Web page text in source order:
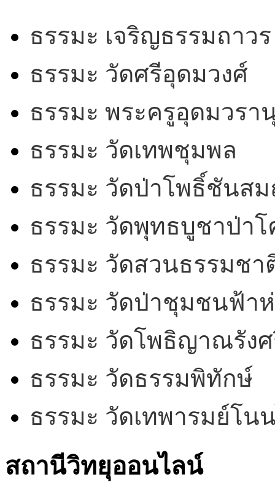
ธรรมะ เจริญธรรมถาวร
ธรรมะ วัดศรีอุดมวงศ์
ธรรมะ พระครูอุดมวรา
ธรรมะ วัดเทพชุมพล
ธรรมะ วัดป่าโพธิ์ชันส
ธรรมะ วัดพุทธบูชาป่า
ธรรมะ วัดสวนธรรมช
ธรรมะ วัดป่าชุมชนฟ้า
ธรรมะ วัดโพธิญาณรัง
ธรรมะ วัดธรรมพิทักษ์
ธรรมะ วัดเทพารมย์โน
สถานีวิทยุออนไลน์